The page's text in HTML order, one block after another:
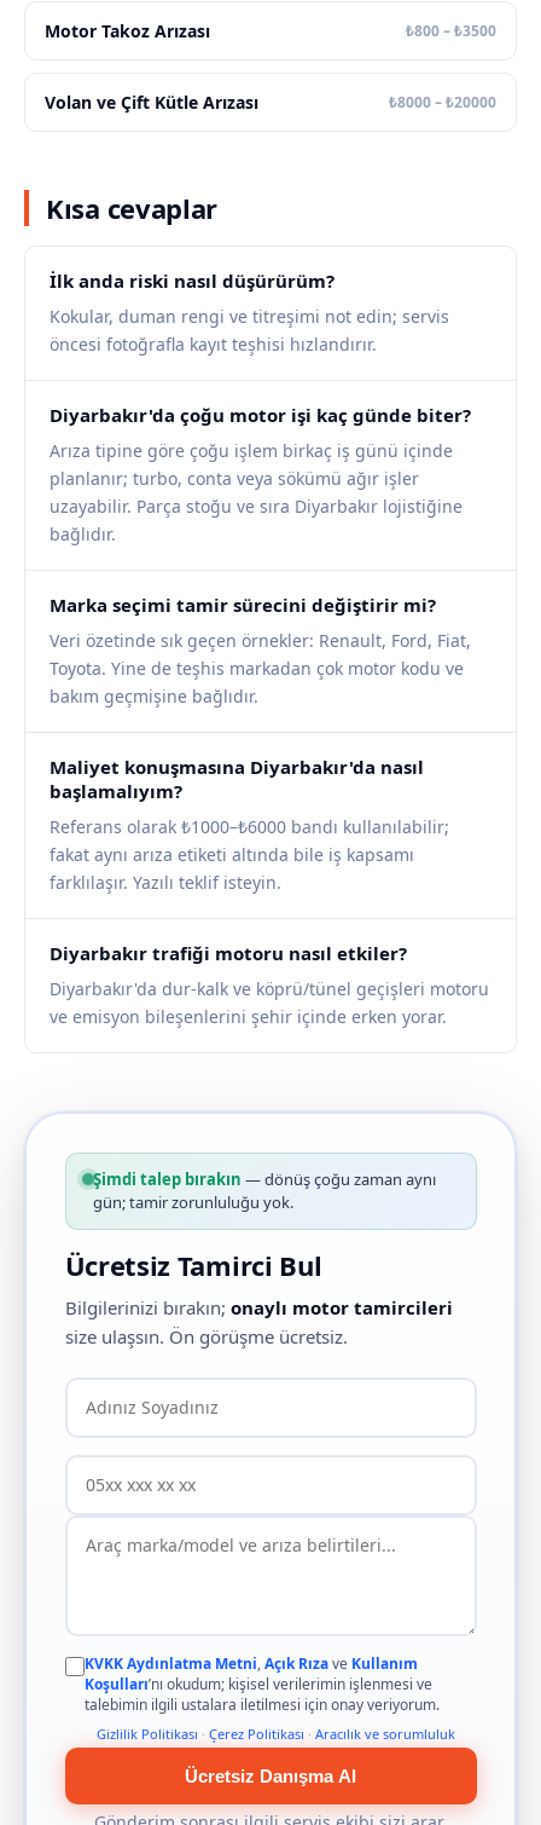
Motor Takoz Arızası ₺800 – ₺3500
Volan ve Çift Kütle Arızası ₺8000 – ₺20000
Kısa cevaplar
İlk anda riski nasıl düşürürüm?
Kokular, duman rengi ve titreşimi not edin; servis
öncesi fotoğrafla kayıt teşhisi hızlandırır.
Diyarbakır'da çoğu motor işi kaç günde biter?
Arıza tipine göre çoğu işlem birkaç iş günü içinde
planlanır; turbo, conta veya sökümü ağır işler
uzayabilir. Parça stoğu ve sıra Diyarbakır lojistiğine
bağlıdır.
Marka seçimi tamir sürecini değiştirir mi?
Veri özetinde sık geçen örnekler: Renault, Ford, Fiat,
Toyota. Yine de teşhis markadan çok motor kodu ve
bakım geçmişine bağlıdır.
Maliyet konuşmasına Diyarbakır'da nasıl
başlamalıyım?
Referans olarak ₺1000–₺6000 bandı kullanılabilir;
fakat aynı arıza etiketi altında bile iş kapsamı
farklılaşır. Yazılı teklif isteyin.
Diyarbakır trafiği motoru nasıl etkiler?
Diyarbakır'da dur-kalk ve köprü/tünel geçişleri motoru
ve emisyon bileşenlerini şehir içinde erken yorar.
Şimdi talep bırakın — dönüş çoğu zaman aynı
gün; tamir zorunluluğu yok.
Ücretsiz Tamirci Bul
Bilgilerinizi bırakın; onaylı motor tamircileri
size ulaşsın. Ön görüşme ücretsiz.
KVKK Aydınlatma Metni,Açık Rızave Kullanım
Koşulları’nı okudum; kişisel verilerimin işlenmesi ve
talebimin ilgili ustalara iletilmesi için onay veriyorum.
Gizlilik Politikası · Çerez Politikası · Aracılık ve sorumluluk
Ücretsiz Danışma Al